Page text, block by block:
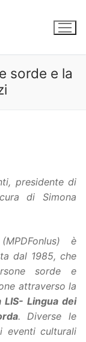
sorde e la
presidente di
di Simona
è
dal 1985, che
sorde e
attraverso la
Lingua dei
. Diverse le
eventi culturali